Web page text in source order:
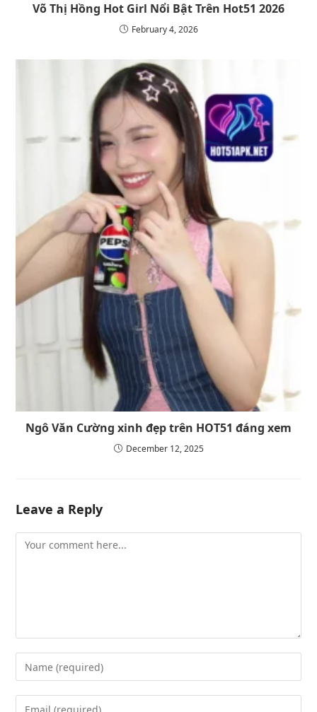
Võ Thị Hồng Hot Girl Nổi Bật Trên Hot51 2026
February 4, 2026
Ngô Văn Cường xinh đẹp trên HOT51 đáng xem
December 12, 2025
Leave a Reply